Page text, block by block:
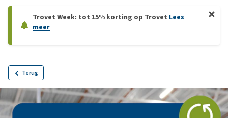
Trovet Week: tot 15% korting op Trovet Lees
meer
Terug